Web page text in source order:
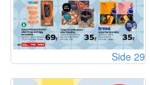
Side 29